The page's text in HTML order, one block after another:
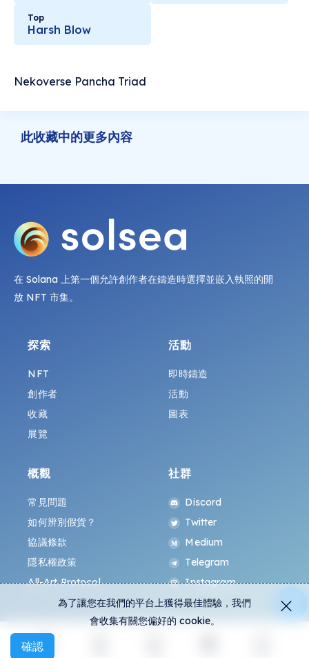
探索
Top
Harsh Blow
Nekoverse Pancha Triad
此收藏中的更多內容
在 Solana 上第一個允許創作者在鑄造時選擇並嵌入執照的開
放 NFT 市集。
探索
NFT
創作者
收藏
展覽
活動
即時鑄造
活動
圖表
概觀
常見問題
如何辨別假貨？
協議條款
隱私權政策
All-Art Protocol
社群
Discord
Twitter
Medium
Telegram
Instagram
為了讓您在我們的平台上獲得最佳體驗，我們
會收集有關您偏好的 cookie。
確認